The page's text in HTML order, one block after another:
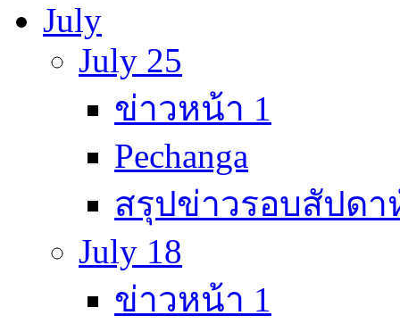
July
July 25
ข่าวหน้า 1
Pechanga
สรุปข่าวรอบสัปดา
July 18
ข่าวหน้า 1